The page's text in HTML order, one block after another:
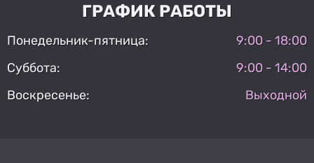
ГРАФИК РАБОТЫ
Понедельник-пятница:
9:00 - 18:00
Суббота:
9:00 - 14:00
Воскресенье:
Выходной